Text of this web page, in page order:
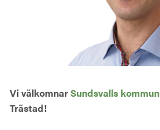
Vi välkomnarSundsvalls kommun
Trästad!